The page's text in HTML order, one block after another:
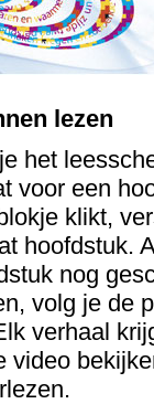
lezen
het
voor een
klikt,
hoofdstuk.
nog
volg je de
verhaal
video